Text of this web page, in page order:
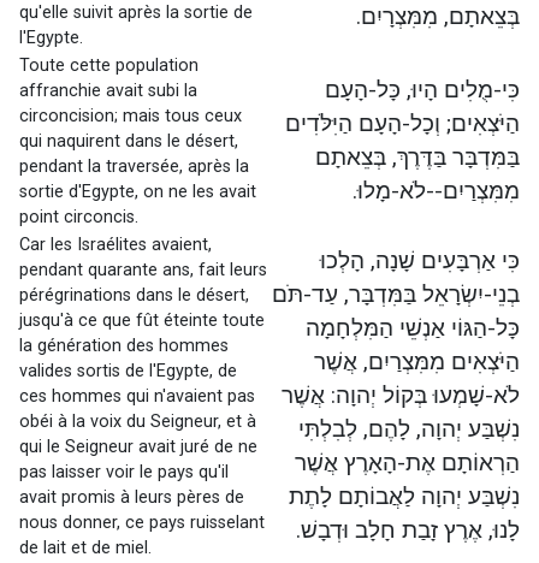
qu'elle suivit après la sortie de
l'Egypte.
בְּצֵאתָם, מִמִּצְרָיִם.
Toute cette population
affranchie avait subi la
circoncision; mais tous ceux
qui naquirent dans le désert,
pendant la traversée, après la
sortie d'Egypte, on ne les avait
point circoncis.
כִּי-מֻלִים הָיוּ, כָּל-הָעָם
הַיֹּצְאִים; וְכָל-הָעָם הַיִּלֹּדִים
בַּמִּדְבָּר בַּדֶּרֶךְ, בְּצֵאתָם
מִמִּצְרַיִם--לֹא-מָלוּ.
Car les Israélites avaient,
pendant quarante ans, fait leurs
pérégrinations dans le désert,
jusqu'à ce que fût éteinte toute
la génération des hommes
valides sortis de l'Egypte, de
ces hommes qui n'avaient pas
obéi à la voix du Seigneur, et à
qui le Seigneur avait juré de ne
pas laisser voir le pays qu'il
avait promis à leurs pères de
nous donner, ce pays ruisselant
de lait et de miel.
כִּי אַרְבָּעִים שָׁנָה, הָלְכוּ
בְנֵי-יִשְׂרָאֵל בַּמִּדְבָּר, עַד-תֹּם
כָּל-הַגּוֹי אַנְשֵׁי הַמִּלְחָמָה
הַיֹּצְאִים מִמִּצְרַיִם, אֲשֶׁר
לֹא-שָׁמְעוּ בְּקוֹל יְהוָה: אֲשֶׁר
נִשְׁבַּע יְהוָה, לָהֶם, לְבִלְתִּי
הַרְאוֹתָם אֶת-הָאָרֶץ אֲשֶׁר
נִשְׁבַּע יְהוָה לַאֲבוֹתָם לָתֶת
לָנוּ, אֶרֶץ זָבַת חָלָב וּדְבָשׁ.